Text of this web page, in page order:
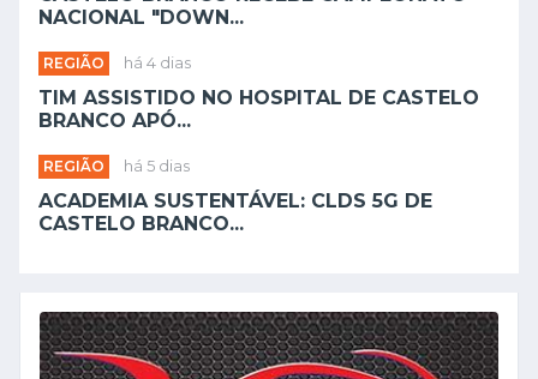
NACIONAL "DOWN...
REGIÃO há 4 dias
TIM ASSISTIDO NO HOSPITAL DE CASTELO
BRANCO APÓ...
REGIÃO há 5 dias
ACADEMIA SUSTENTÁVEL: CLDS 5G DE
CASTELO BRANCO...